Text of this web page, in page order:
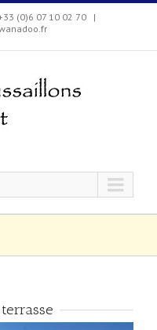
(0)6 07 10 02 70
|